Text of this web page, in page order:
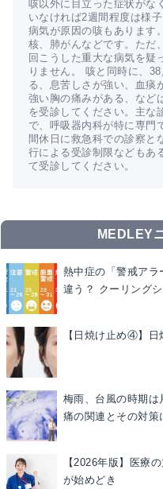
咳以外に目立った症状がな
いなければ2週間程度は様
病気が原因の咳もあります
核、肺がんなどです。ただ
回こうした重大な病気を疑
りません。 咳と同時に、
る、息苦しさが強い、血痰
強い胸の痛みがある、など
を受診してください。主な
で、呼吸器内科が特に専門
間休日に救急科での診察と
行による受診制限などもあ
て受診してください。
MEDLEY
熱中症の「警戒ア
違う？ クーリング
【日焼け止め④】日
梅雨、台風の時期
痛の関連とその対策
【2026年版】医療
が始めどき